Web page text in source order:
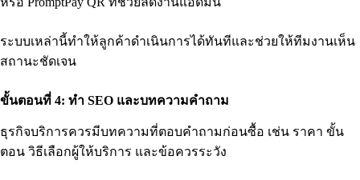
ระบบเหล่านี้ทำให้ลูกค้าดำเนินการได้ทันทีและช่วยให้ทีมงานเห็น
สถานะชัดเจน
ขั้นตอนที่ 4: ทำ SEO และบทความคำถาม
ธุรกิจบริการควรมีบทความที่ตอบคำถามก่อนซื้อ เช่น ราคา ขั้น
ตอน วิธีเลือกผู้ให้บริการ และข้อควรระวัง